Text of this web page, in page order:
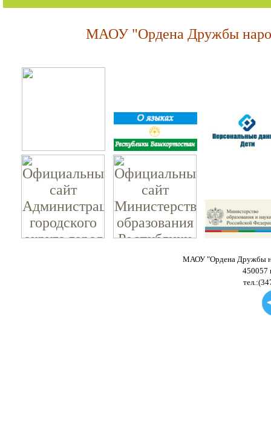
МАОУ "Ордена Дружбы
МАОУ "Ордена Дружбы
450057